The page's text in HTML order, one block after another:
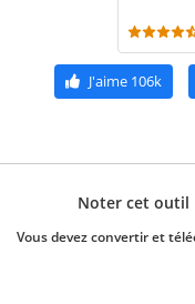
J'aime106k
Noter cet outil
Vous devez convertir et